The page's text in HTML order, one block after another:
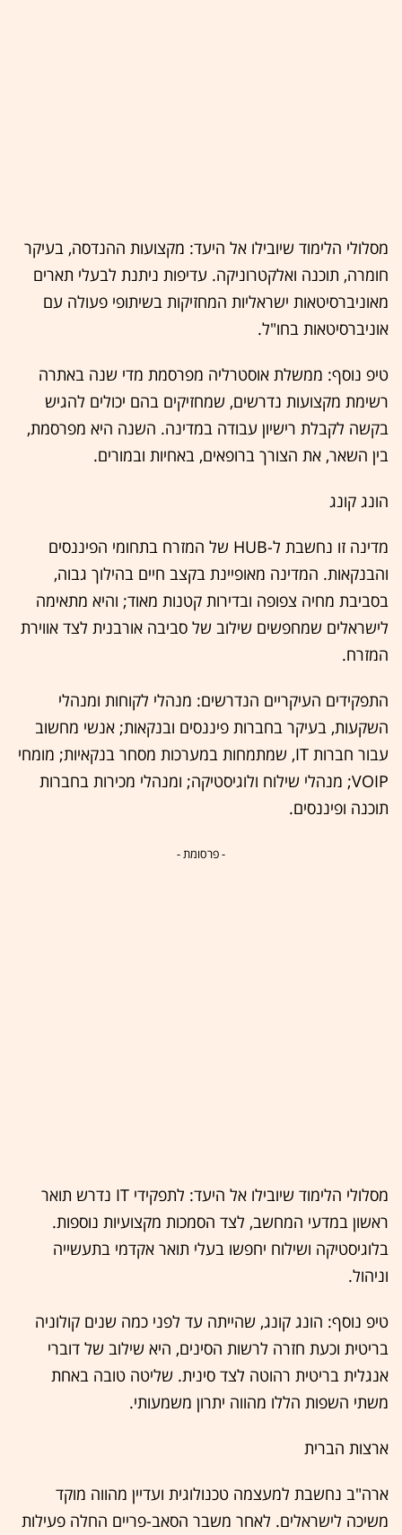
מסלולי הלימוד שיובילו אל היעד: מקצועות ההנדסה, בעיקר
חומרה, תוכנה ואלקטרוניקה. עדיפות ניתנת לבעלי תארים
מאוניברסיטאות ישראליות המחזיקות בשיתופי פעולה עם
אוניברסיטאות בחו"ל.
טיפ נוסף: ממשלת אוסטרליה מפרסמת מדי שנה באתרה
רשימת מקצועות נדרשים, שמחזיקים בהם יכולים להגיש
בקשה לקבלת רישיון עבודה במדינה. השנה היא מפרסמת,
בין השאר, את הצורך ברופאים, באחיות ובמורים.
הונג קונג
מדינה זו נחשבת ל-HUB של המזרח בתחומי הפיננסים
והבנקאות. המדינה מאופיינת בקצב חיים בהילוך גבוה,
בסביבת מחיה צפופה ובדירות קטנות מאוד; והיא מתאימה
לישראלים שמחפשים שילוב של סביבה אורבנית לצד אווירת
המזרח.
התפקידים העיקריים הנדרשים: מנהלי לקוחות ומנהלי
השקעות, בעיקר בחברות פיננסים ובנקאות; אנשי מחשוב
עבור חברות IT, שמתמחות במערכות מסחר בנקאיות; מומחי
VOIP; מנהלי שילוח ולוגיסטיקה; ומנהלי מכירות בחברות
תוכנה ופיננסים.
- פרסומת -
מסלולי הלימוד שיובילו אל היעד: לתפקידי IT נדרש תואר
ראשון במדעי המחשב, לצד הסמכות מקצועיות נוספות.
בלוגיסטיקה ושילוח יחפשו בעלי תואר אקדמי בתעשייה
וניהול.
טיפ נוסף: הונג קונג, שהייתה עד לפני כמה שנים קולוניה
בריטית וכעת חזרה לרשות הסינים, היא שילוב של דוברי
אנגלית בריטית רהוטה לצד סינית. שליטה טובה באחת
משתי השפות הללו מהווה יתרון משמעותי.
ארצות הברית
ארה"ב נחשבת למעצמה טכנולוגית ועדיין מהווה מוקד
משיכה לישראלים. לאחר משבר הסאב-פריים החלה פעילות